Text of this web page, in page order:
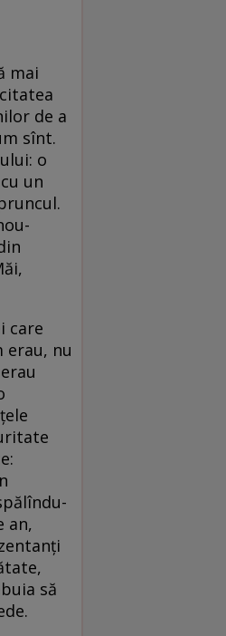
mai
de a
sînt.
o
un
care
erau, nu
an,
să